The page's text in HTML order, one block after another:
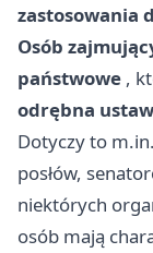
zastosowania
Osób
państwowe ,
odrębna
Dotyczy to
posłów,
niektórych
osób mają